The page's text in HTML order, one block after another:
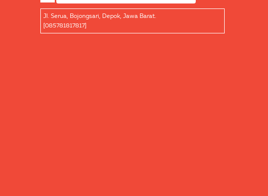
Jl. Serua, Bojongsari, Depok, Jawa Barat.
[085781817817]